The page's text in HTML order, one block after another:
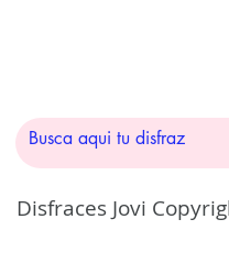
Disfraces Jovi